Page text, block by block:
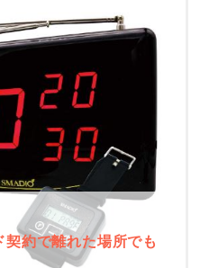
約で離れた場所でも